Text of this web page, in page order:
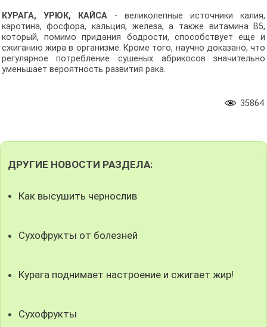
КУРАГА, УРЮК, КАЙСА- великолепные источники калия,
каротина, фосфора, кальция, железа, а также витамина В5,
который, помимо придания бодрости, способствует еще и
сжиганию жира в организме. Кроме того, научно доказано, что
регулярное потребление сушеных абрикосов значительно
уменьшает вероятность развития рака.
35864
ДРУГИЕ НОВОСТИ РАЗДЕЛА:
Как высушить чернослив
Сухофрукты от болезней
Курага поднимает настроение и сжигает жир!
Сухофрукты